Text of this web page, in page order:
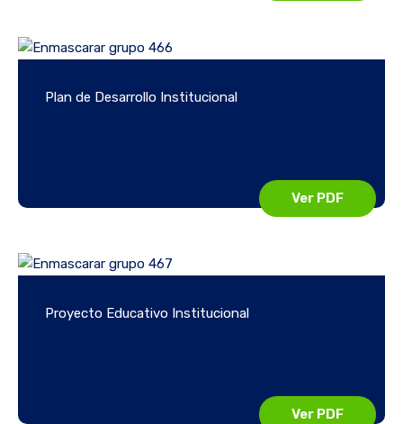
Plan de Desarrollo Institucional
Ver PDF
Proyecto Educativo Institucional
Ver PDF